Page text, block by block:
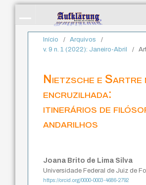
Início / Arquivos
/
v. 9 n. 1 (2022): Janeiro-Abril
/
Nietzsche e Sartre
encruzilhada:
itinerários de
andarilhos
Joana Brito de Lima Silva
Universidade Federal de Juiz de
https://orcid.org/0000-0003-4686-2792